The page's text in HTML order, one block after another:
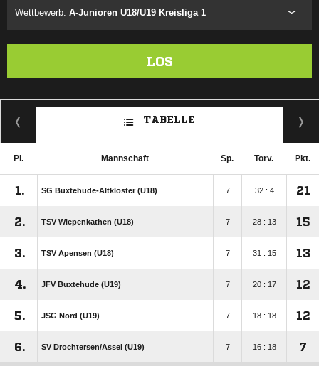
Wettbewerb: A-Junioren U18/U19 Kreisliga 1
LOS
TABELLE
Pl. Mannschaft Sp. Torv. Pkt.
1. SG Buxtehude-Altkloster (U18) 7 32 : 4 21
2. TSV Wiepenkathen (U18) 7 28 : 13 15
3. TSV Apensen (U18) 7 31 : 15 13
4. JFV Buxtehude (U19) 7 20 : 17 12
5. JSG Nord (U19) 7 18 : 18 12
6. SV Drochtersen/​Assel (U19) 7 16 : 18 7